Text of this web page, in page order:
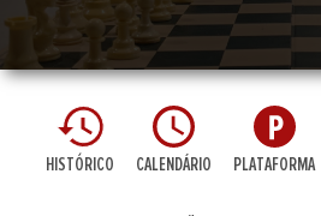
HISTÓRICO CALENDÁRIO PLATAFORMA